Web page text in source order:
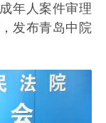
年人案件审理
发布青岛中院